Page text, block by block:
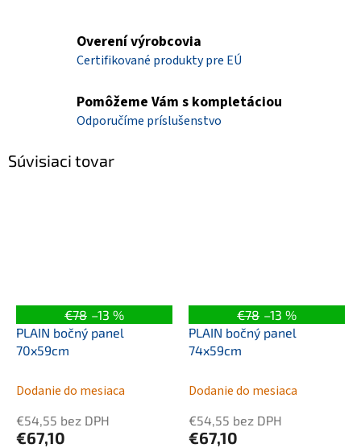
Overení výrobcovia
Certifikované produkty pre EÚ
Pomôžeme Vám s kompletáciou
Odporučíme príslušenstvo
Súvisiaci tovar
€78 –13 %
PLAIN bočný panel
70x59cm
Dodanie do mesiaca
€54,55 bez DPH
€67,10
€78 –13 %
PLAIN bočný panel
74x59cm
Dodanie do mesiaca
€54,55 bez DPH
€67,10